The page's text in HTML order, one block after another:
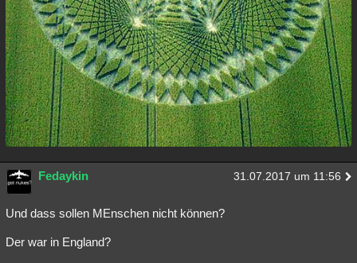
Fedaykin 31.07.2017 um 11:56
Und dass sollen MEnschen nicht können?
Der war in England?